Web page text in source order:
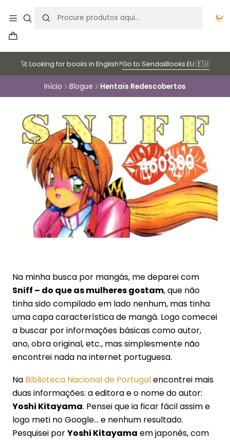
🚀 Looking for books in English?Go to SendaiBooks.EU 🇪🇺
Início Blogue Hentais Redescobertos
Na minha busca por mangás, me deparei com
Sniff – do que as mulheres gostam, que não
tinha sido compilado em lado nenhum, mas tinha
uma capa característica de mangá. Logo comecei
a buscar por informações básicas como autor,
ano, obra original, etc., mas simplesmente não
encontrei nada na internet portuguesa.
Na Biblioteca Nacional de Portugalencontrei mais
duas informações: a editora e o nome do autor:
Yoshi Kitayama. Pensei que ia ficar fácil assim e
logo meti no Google… e nenhum resultado.
Pesquisei porYoshi Kitayama em japonês, com